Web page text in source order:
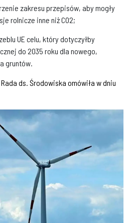
zakresu przepisów, aby mogły
rolnicze inne niż CO2;
UE celu, który dotyczyłby
do 2035 roku dla nowego,
gruntów.
ds. Środowiska omówiła w dniu